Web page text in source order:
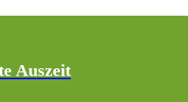
Auszeit